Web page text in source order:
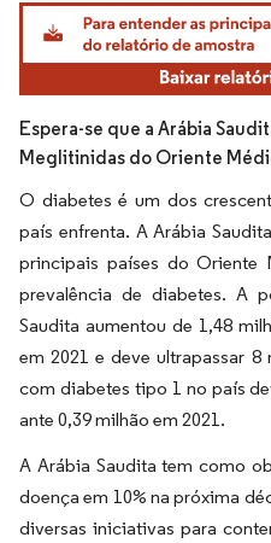
Imagem © Mordor Intelligence. O
Espera-se que a Arábia
Meglitinidas do Oriente
O diabetes é um dos
país enfrenta. A Arábia
principais países do
prevalência de diabetes. A
Saudita aumentou de 1,48
em 2021 e deve ultrapassar
com diabetes tipo 1 no país
ante 0,39 milhão em 2021.
A Arábia Saudita tem como
doença em 10% na próxima
diversas iniciativas para